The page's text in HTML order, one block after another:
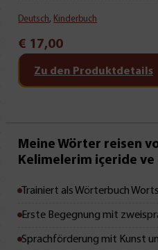
Deutsch, Kinderbuch
€ 17,00
Zu den Produktdetails
Meine Wörter reisen
Kelimelerim içeride ve
Trainiert als Wörterbuch
Erste Begegnung mit
Sprachförderung mit Kunst